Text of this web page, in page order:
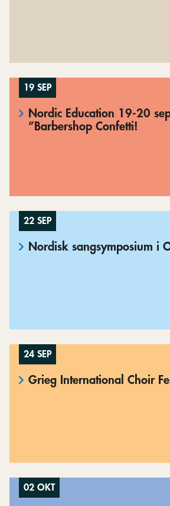
19 SEP
Nordic Education 19-20
”Barbershop Confetti!
22 SEP
Nordisk sangsymposium i
24 SEP
Grieg International Choir
02 OKT